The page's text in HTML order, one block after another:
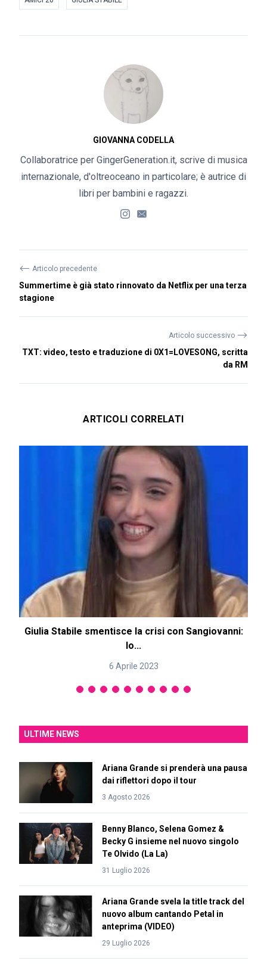
GIOVANNA CODELLA
Collaboratrice per GingerGeneration.it, scrive di musica
internazionale, d'oltreoceano in particolare; è autrice di
libri per bambini e ragazzi.
⟵ Articolo precedente
Summertime è già stato rinnovato da Netflix per una terza
stagione
Articolo successivo ⟶
TXT: video, testo e traduzione di 0X1=LOVESONG, scritta
da RM
ARTICOLI CORRELATI
Giulia Stabile smentisce la crisi con Sangiovanni:
lo...
6 Aprile 2023
ULTIME NEWS
Ariana Grande si prenderà una pausa
dai riflettori dopo il tour
3 Agosto 2026
Benny Blanco, Selena Gomez &
Becky G insieme nel nuovo singolo
Te Olvido (La La)
31 Luglio 2026
Ariana Grande svela la title track del
nuovo album cantando Petal in
anteprima (VIDEO)
29 Luglio 2026